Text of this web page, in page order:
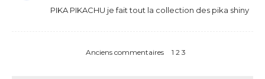
PIKA PIKACHU je fait tout la collection des pika shiny
Anciens commentaires 1 2 3